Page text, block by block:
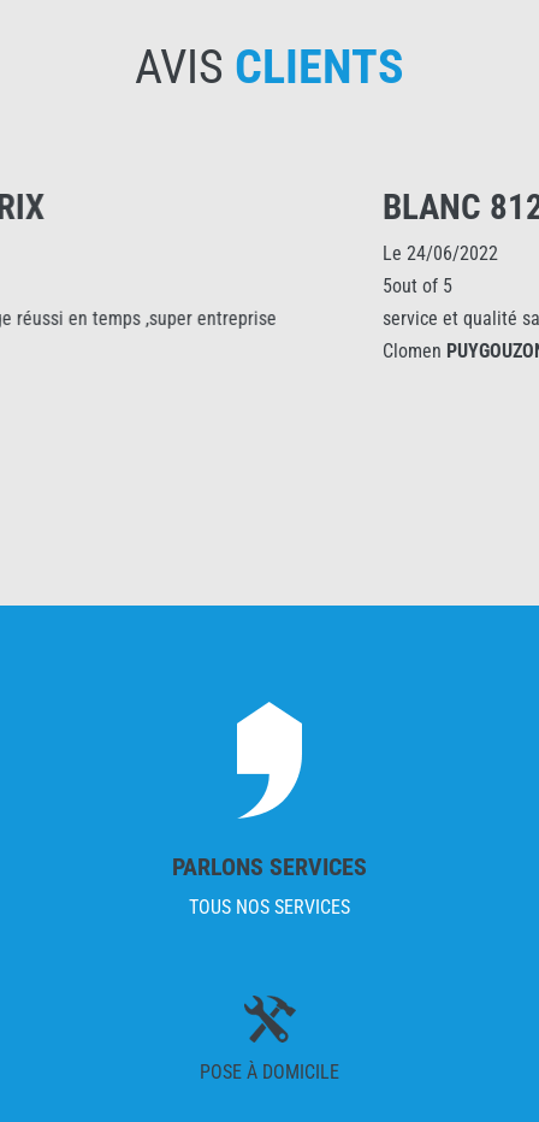
AVIS CLIENTS
service et qualité satisfait et merci à Rémi poseur sympa et
PARLONS SERVICES
TOUS NOS SERVICES
POSE À DOMICILE